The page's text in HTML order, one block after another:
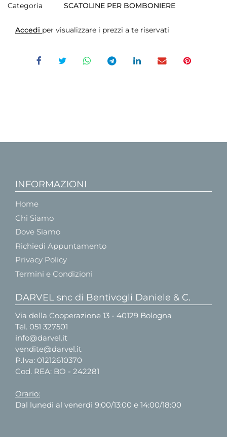
Categoria
SCATOLINE PER BOMBONIERE
Accedi per visualizzare i prezzi a te riservati
INFORMAZIONI
Home
Chi Siamo
Dove Siamo
Richiedi Appuntamento
Privacy Policy
Termini e Condizioni
DARVEL snc di Bentivogli Daniele & C.
Via della Cooperazione 13 - 40129 Bologna
Tel. 051 327501
info@darvel.it
vendite@darvel.it
P.Iva: 01212610370
Cod. REA: BO - 242281
Orario:
Dal lunedì al venerdì 9:00/13:00 e 14:00/18:00